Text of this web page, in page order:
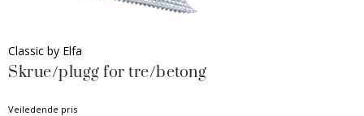
Classic by Elfa
Skrue/plugg for tre/betong
Veiledende pris